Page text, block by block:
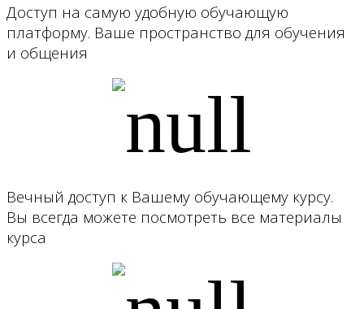
Доступ на самую удобную обучающую
платформу. Ваше пространство для обучения
и общения
Вечный доступ к Вашему обучающему курсу.
Вы всегда можете посмотреть все материалы
курса